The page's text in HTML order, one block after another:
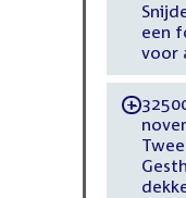
een
voor
-